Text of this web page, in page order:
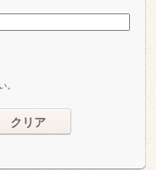
。
クリア